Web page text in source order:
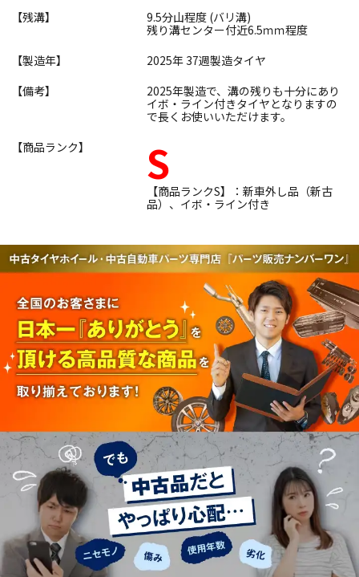
【残溝】
9.5分山程度 (バリ溝)
残り溝センター付近6.5ｍｍ程度
【製造年】
2025年 37週製造タイヤ
【備考】
2025年製造で、溝の残りも十分にあり
イボ・ライン付きタイヤとなりますの
で長くお使いいただけます。
【商品ランク】
S
【商品ランクS】：新車外し品（新古
品）、イボ・ライン付き